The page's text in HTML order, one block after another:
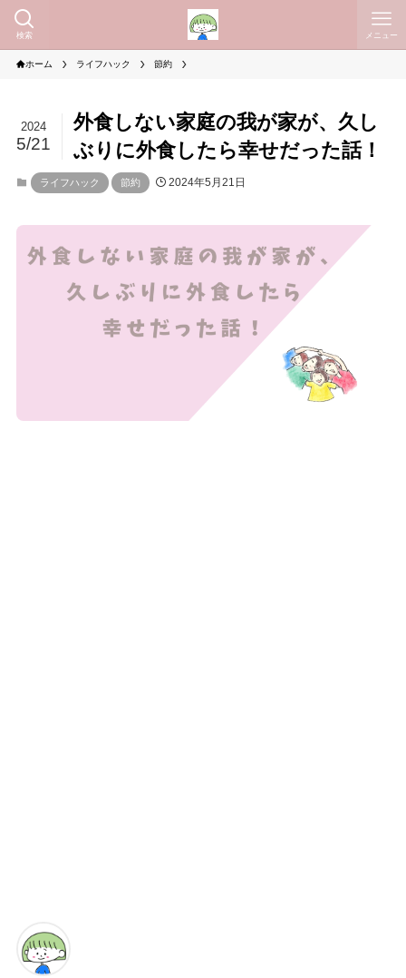
検索 メニュー
ホーム ライフハック 節約
外食しない家庭の我が家が、久し
ぶりに外食したら幸せだった話！
2024
5/21
ライフハック 節約 2024年5月21日